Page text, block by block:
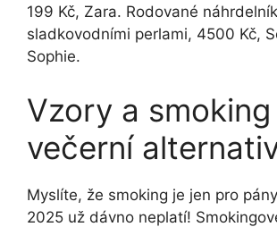
199 Kč, Zara. Rodované
sladkovodními perlami, 4500 Kč,
Sophie.
Vzory a
večerní
Myslíte, že smoking je jen pro
2025 už dávno neplatí!